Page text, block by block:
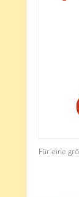
Für eine